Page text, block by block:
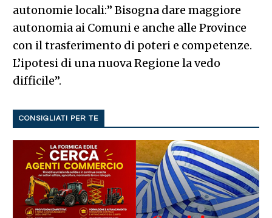
autonomie locali:” Bisogna dare maggiore
autonomia ai Comuni e anche alle Province
con il trasferimento di poteri e competenze.
L’ipotesi di una nuova Regione la vedo
difficile”.
CONSIGLIATI PER TE